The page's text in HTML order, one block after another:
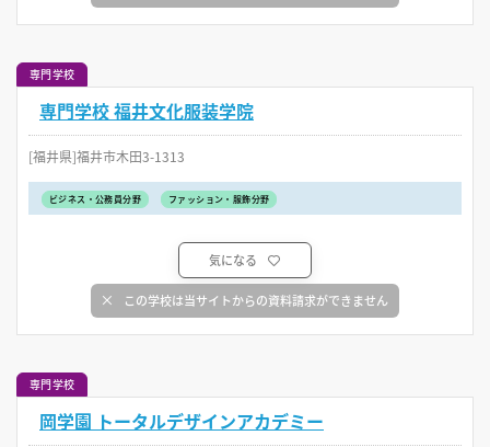
専門学校
専門学校 福井文化服装学院
[福井県]福井市木田3-1313
ビジネス・公務員分野 ファッション・服飾分野
気になる
この学校は当サイトからの資料請求ができません
専門学校
岡学園 トータルデザインアカデミー